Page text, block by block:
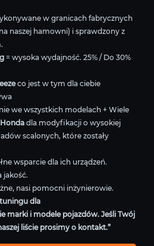
w granicach fabrycznych
naszej hamowni) i sprawdzony z
= wysoka wydajność. 25% / Do 30%
co jest w tym dla ciebie
we wszystkich modelach + Wiele
Honda dla modyfikacji o wysokiej
scalonych, które zostały
wsparcie dla ich urządzeń.
jakość.
nasi pomocni inżynierowie.
dla
marki i modele pojazdów. Jeśli Twój
liście prosimy o kontakt.”